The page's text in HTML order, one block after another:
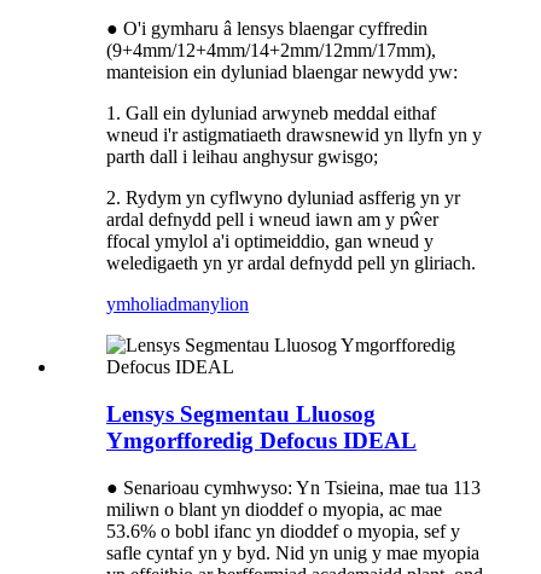
● O'i gymharu â lensys blaengar cyffredin
(9+4mm/12+4mm/14+2mm/12mm/17mm),
manteision ein dyluniad blaengar newydd yw:
1. Gall ein dyluniad arwyneb meddal eithaf
wneud i'r astigmatiaeth drawsnewid yn llyfn yn y
parth dall i leihau anghysur gwisgo;
2. Rydym yn cyflwyno dyluniad asfferig yn yr
ardal defnydd pell i wneud iawn am y pŵer
ffocal ymylol a'i optimeiddio, gan wneud y
weledigaeth yn yr ardal defnydd pell yn gliriach.
ymholiadmanylion
Lensys Segmentau Lluosog
Ymgorfforedig Defocus IDEAL
● Senarioau cymhwyso: Yn Tsieina, mae tua 113
miliwn o blant yn dioddef o myopia, ac mae
53.6% o bobl ifanc yn dioddef o myopia, sef y
safle cyntaf yn y byd. Nid yn unig y mae myopia